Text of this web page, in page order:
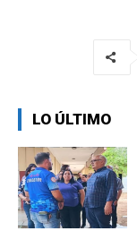
LO ÚLTIMO